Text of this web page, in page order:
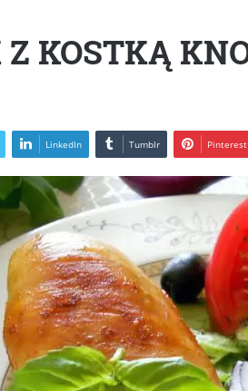
KOSTKĄ
LinkedIn Tumblr Pinterest